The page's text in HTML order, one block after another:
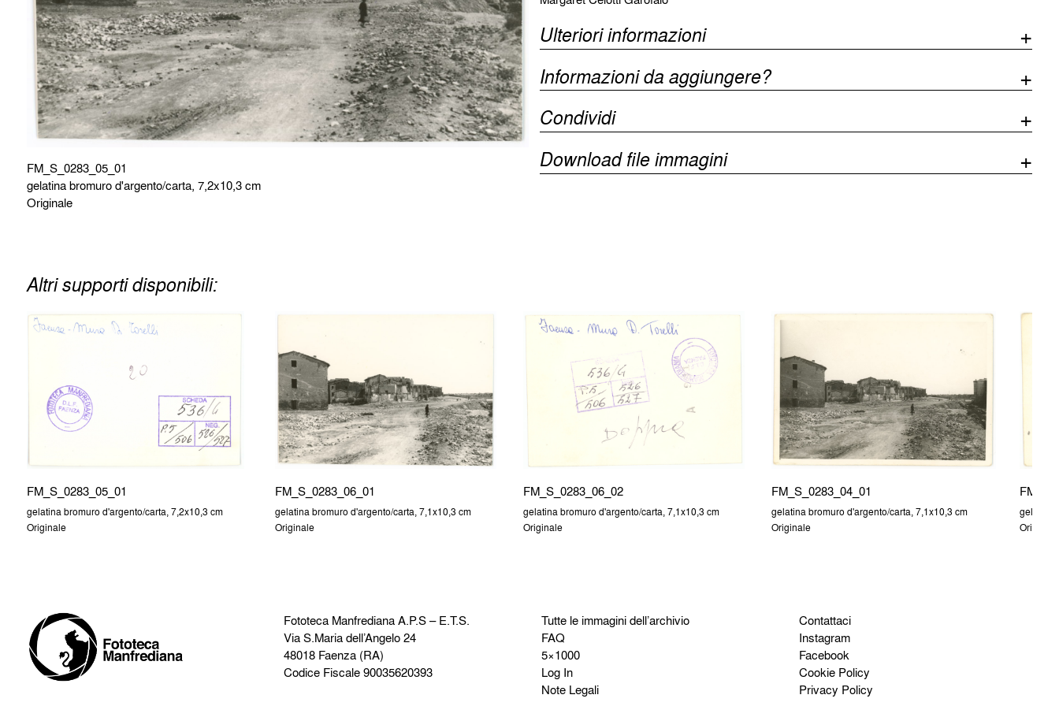
FM_S_0283_05_01
gelatina bromuro d'argento/carta, 7,2x10,3 cm
Originale
Ulteriori informazioni
Informazioni da aggiungere?
Condividi
Download file immagini
Altri supporti disponibili:
FM_S_0283_05_01
gelatina bromuro d'argento/carta, 7,2x10,3 cm
Originale
FM_S_0283_06_01
gelatina bromuro d'argento/carta, 7,1x10,3 cm
Originale
FM_S_0283_06_02
gelatina bromuro d'argento/carta, 7,1x10,3 cm
Originale
FM_S_0283_04_01
gelatina bromuro d'argento/carta, 7,1x10,3 cm
Originale
gelatina
Originale
Fototeca ManfredianaA.P.S – E.T.S.
Via S.Maria dell’Angelo 24
48018 Faenza (RA)
Codice Fiscale 90035620393
Tutte le immagini dell’archivio
FAQ
5×1000
Log In
Note Legali
Contattaci
Instagram
Facebook
Cookie Policy
Privacy Policy